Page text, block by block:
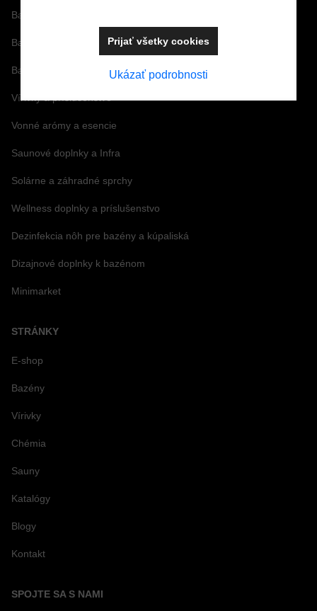
Bazénové fólie
Bazénové príslušenstvo
Bazénová chémia a vírivková chémia
Vírivky a príslušenstvo
Vonné arómy a esencie
Saunové doplnky a Infra
Solárne a záhradné sprchy
Wellness doplnky a príslušenstvo
Dezinfekcia nôh pre bazény a kúpaliská
Dizajnové doplnky k bazénom
Minimarket
STRÁNKY
E-shop
Bazény
Vírivky
Chémia
Sauny
Katalógy
Blogy
Kontakt
SPOJTE SA S NAMI
Ukázať podrobnosti
Prijať všetky cookies